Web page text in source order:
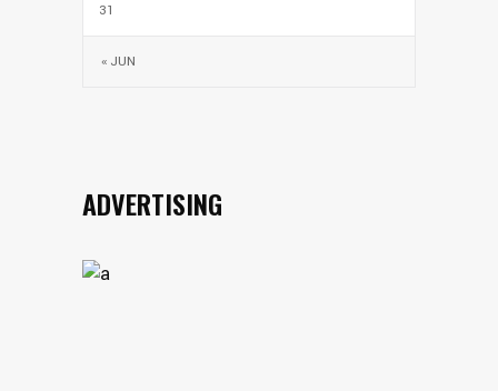
« JUN
31
ADVERTISING